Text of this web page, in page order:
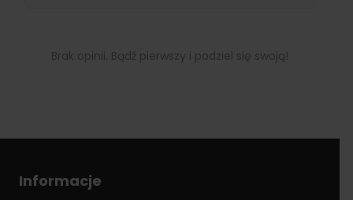
Brak opinii. Bądź pierwszy i podziel się swoją!
Informacje